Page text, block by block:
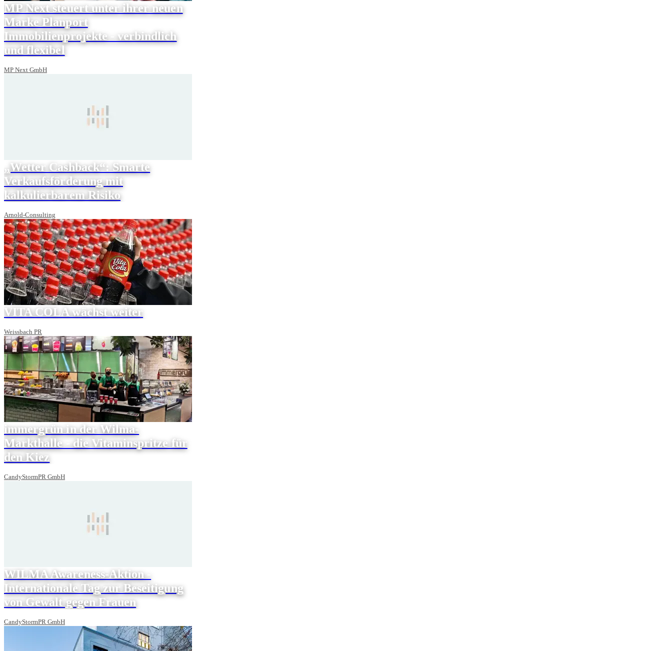
MP Next steuert unter ihrer neuen
Marke Planport
Immobilienprojekte - verbindlich
und flexibel
MP Next GmbH
„Wetter Cashback“: Smarte
Verkaufsförderung mit
kalkulierbarem Risiko
Arnold-Consulting
VITA COLA wächst weiter
Weissbach PR
immergrün in der Wilma-
Markthalle - die Vitaminspritze für
den Kiez
CandyStormPR GmbH
WILMA Awareness-Aktion -
Internationale Tag zur Beseitigung
von Gewalt gegen Frauen
CandyStormPR GmbH